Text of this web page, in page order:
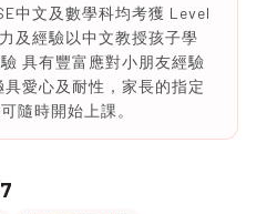
中文及數學科均考獲 Level
及經驗以中文教授孩子學
具有豐富應對小朋友經驗
愛心及耐性，家長的指定
隨時開始上課。